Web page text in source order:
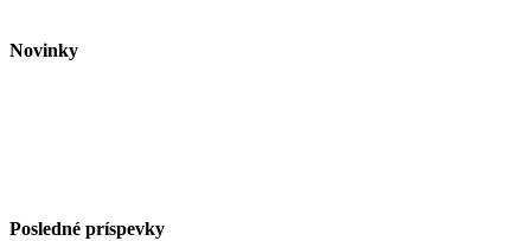
Novinky
Posledné príspevky